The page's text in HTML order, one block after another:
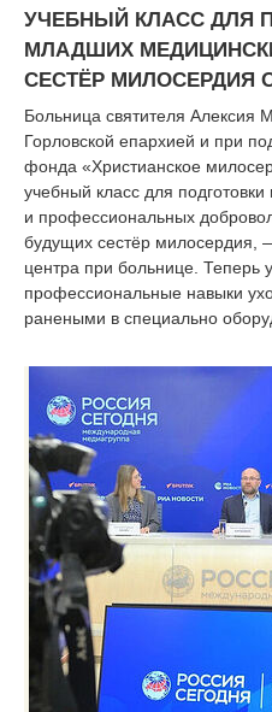
УЧЕБНЫЙ КЛАСС ДЛЯ
МЛАДШИХ
СЕСТЁР МИЛОСЕРДИЯ
Больница святителя Алексия
Горловской епархией и при
фонда «Христианское
учебный класс для
и профессиональных
будущих сестёр милосердия,
центра при больнице. Теперь
профессиональные навыки
ранеными в специально